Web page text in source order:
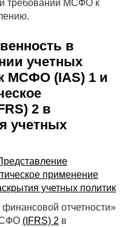
требований МСФО к
в
учетных
МСФО (IAS) 1 и
2 в
учетных
применение
учетных политик
отчетности»
(IFRS) 2 в